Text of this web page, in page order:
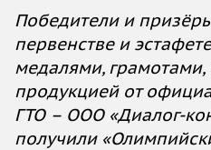
Победители и
первенстве и
медалями,
продукцией от
ГТО – ООО «Диалог-
получили